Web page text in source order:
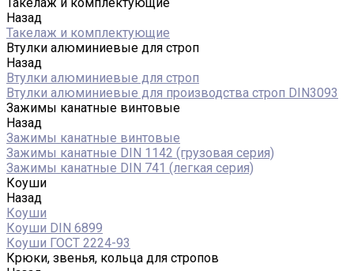
Назад
Такелаж и комплектующие
Втулки алюминиевые для строп
Назад
Втулки алюминиевые для строп
Втулки алюминиевые для производства строп DIN3093
Зажимы канатные винтовые
Назад
Зажимы канатные винтовые
Зажимы канатные DIN 1142 (грузовая серия)
Зажимы канатные DIN 741 (легкая серия)
Коуши
Назад
Коуши
Коуши DIN 6899
Коуши ГОСТ 2224-93
Крюки, звенья, кольца для стропов